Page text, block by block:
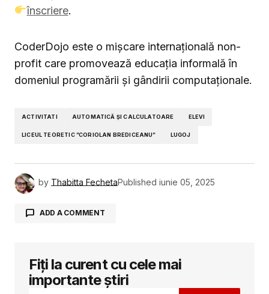
înscriere.
CoderDojo este o mișcare internațională non-
profit care promovează educația informală în
domeniul programării și gândirii computaționale.
ACTIVITATI AUTOMATICĂ ȘI CALCULATOARE ELEVI
LICEUL TEORETIC ”CORIOLAN BREDICEANU” LUGOJ
by Thabitta FechetaPublished iunie 05, 2025
ADD A COMMENT
Adresa ta de email nu va fi publicată.
Câmpurile obligatorii sunt marcate cu
Fiți la curent cu cele mai
importante știri